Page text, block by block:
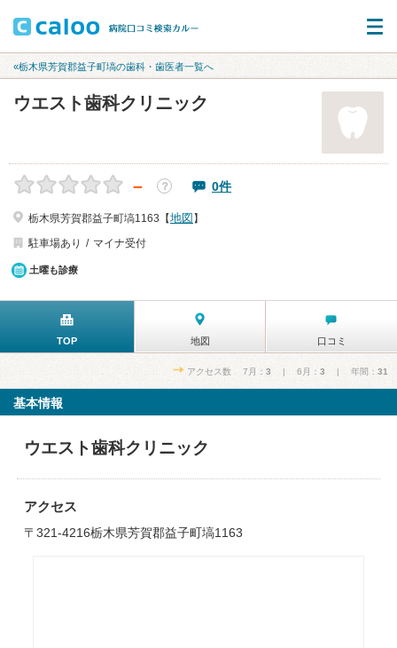
«栃木県芳賀郡益子町塙の歯科・歯医者一覧へ
ウエスト歯科クリニック
－ ？ 0件
栃木県芳賀郡益子町塙1163【地図 】
駐車場あり
マイナ受付
土曜も診療
TOP 地図 口コミ
アクセス数 7月： 3 | 6月： 3 | 年間： 31
基本情報
ウエスト歯科クリニック
アクセス
〒321-4216栃木県芳賀郡益子町塙1163